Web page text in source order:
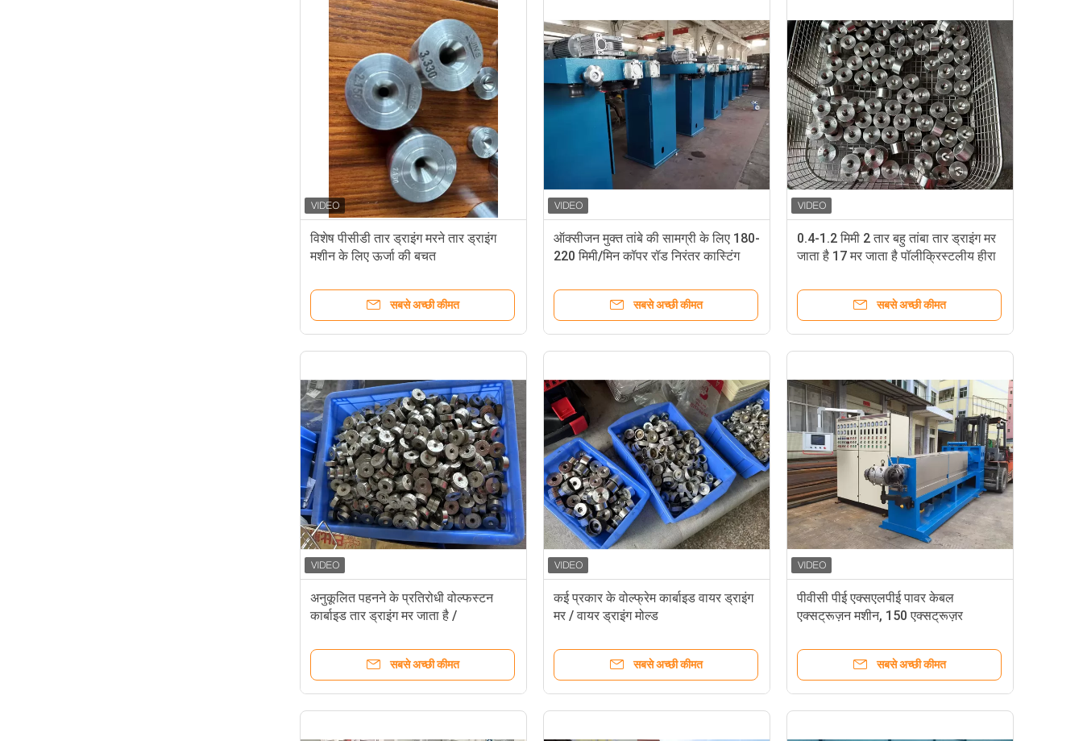
विशेष पीसीडी तार ड्राइंग मरने तार ड्राइंग
मशीन के लिए ऊर्जा की बचत
सबसे अच्छी कीमत
ऑक्सीजन मुक्त तांबे की सामग्री के लिए 180-
220 मिमी/मिन कॉपर रॉड निरंतर कास्टिंग
सबसे अच्छी कीमत
0.4-1.2 मिमी 2 तार बहु तांबा तार ड्राइंग मर
जाता है 17 मर जाता है पॉलीक्रिस्टलीय हीरा
सबसे अच्छी कीमत
अनुकूलित पहनने के प्रतिरोधी वोल्फस्टन
कार्बाइड तार ड्राइंग मर जाता है /
सबसे अच्छी कीमत
कई प्रकार के वोल्फ्रेम कार्बाइड वायर ड्राइंग
मर / वायर ड्राइंग मोल्ड
सबसे अच्छी कीमत
पीवीसी पीई एक्सएलपीई पावर केबल
एक्सट्रूज़न मशीन, 150 एक्सट्रूज़र
सबसे अच्छी कीमत